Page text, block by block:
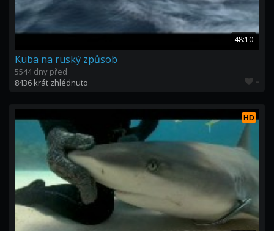
48:10
Kuba na ruský způsob
5544 dny před
8436 krát zhlédnuto
-
HD